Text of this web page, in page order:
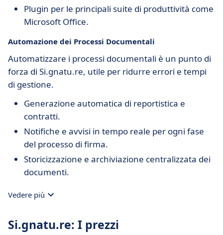
Plugin per le principali suite di produttività come
Microsoft Office.
Automazione dei Processi Documentali
Automatizzare i processi documentali è un punto di
forza di Si.gnatu.re, utile per ridurre errori e tempi
di gestione.
Generazione automatica di reportistica e
contratti.
Notifiche e avvisi in tempo reale per ogni fase
del processo di firma.
Storicizzazione e archiviazione centralizzata dei
documenti.
Vedere più
Si.gnatu.re: I prezzi